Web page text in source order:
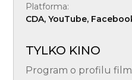
Platforma:
CDA, YouTube,
TYLKO KINO
Program o profilu